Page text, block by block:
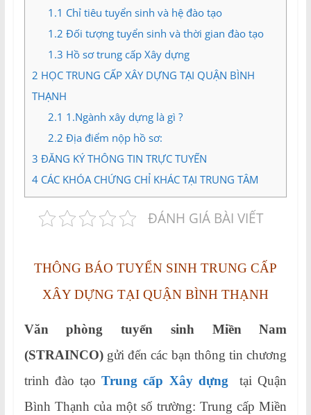
1.1 Chỉ tiêu tuyển sinh và hệ đào tạo
1.2 Đối tượng tuyển sinh và thời gian đào tạo
1.3 Hồ sơ trung cấp Xây dựng
2 HỌC TRUNG CẤP XÂY DỰNG TẠI QUẬN BÌNH
THẠNH
2.1 1.Ngành xây dựng là gì ?
2.2 Địa điểm nộp hồ sơ:
3 ĐĂNG KÝ THÔNG TIN TRỰC TUYẾN
4CÁC KHÓA CHỨNG CHỈ KHÁC TẠI TRUNG TÂM
ĐÁNH GIÁ BÀI VIẾT
THÔNG BÁO TUYỂN SINH TRUNG CẤP
XÂY DỰNG TẠI QUẬN BÌNH THẠNH
Văn phòng tuyển sinh Miền Nam
(STRAINCO)gửi đến các bạn thông tin chương
trinh đào tạoTrung cấp Xây dựng
tại Quận
Bình Thạnh của một số trường: Trung cấp Miền